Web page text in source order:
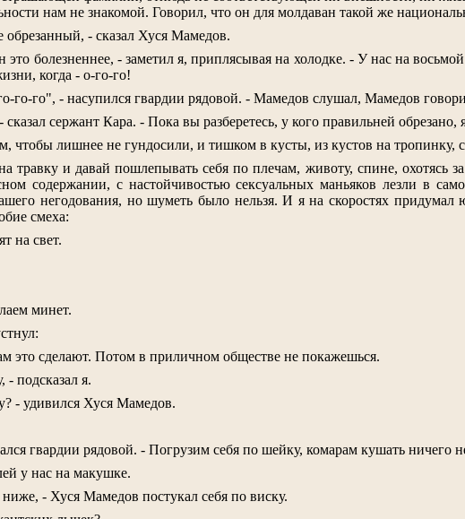
нам не знакомой. Говорил, что он для молдаван такой же
обрезанный, - сказал Хуся Мамедов.
это болезненнее, - заметил я, приплясывая на холодке. - У нас на
когда - о-го-го!
го-го", - насупился гвардии рядовой. - Мамедов слушал, Мамедов
сержант Кара. - Пока вы разберетесь, у кого правильней обрезано,
чтобы лишнее не гундосили, и тишком в кусты, из кустов на тропинку,
травку и давай пошлепывать себя по плечам, животу, спине,
содержании, с настойчивостью сексуальных маньяков лезли в
негодования, но шуметь было нельзя. И я на скоростях
смеха:
на свет.
минет.
это сделают. Потом в приличном обществе не покажешься.
- подсказал я.
- удивился Хуся Мамедов.
гвардии рядовой. - Погрузим себя по шейку, комарам кушать ничего
у нас на макушке.
- Хуся Мамедов постукал себя по виску.